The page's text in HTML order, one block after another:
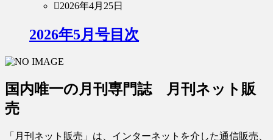
2026年4月25日
2026年5月号目次
国内唯一の月刊専門誌 月刊ネット販
売
「月刊ネット販売」は、インターネットを介した通信販売、